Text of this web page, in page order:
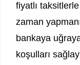
fiyatlı
zaman
bankaya
koşulları